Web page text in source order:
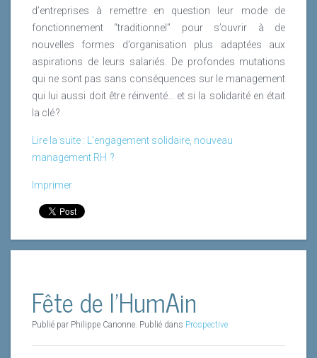
d’entreprises à remettre en question leur mode de
fonctionnement “traditionnel” pour s’ouvrir à de
nouvelles formes d’organisation plus adaptées aux
aspirations de leurs salariés. De profondes mutations
qui ne sont pas sans conséquences sur le management
qui lui aussi doit être réinventé… et si la solidarité en était
la clé ?
Lire la suite : L’engagement solidaire, nouveau
management RH ?
Imprimer
Fête de l’HumAin
Publié par Philippe Canonne. Publié dans Prospective